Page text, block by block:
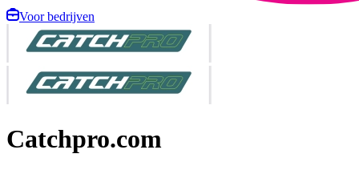
Voor bedrijven
Catchpro.com